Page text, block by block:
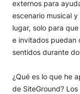
externos para
escenario musical
lugar, solo para
e invitados puedan
sentidos durante
¿Qué es lo que he
de SiteGround?